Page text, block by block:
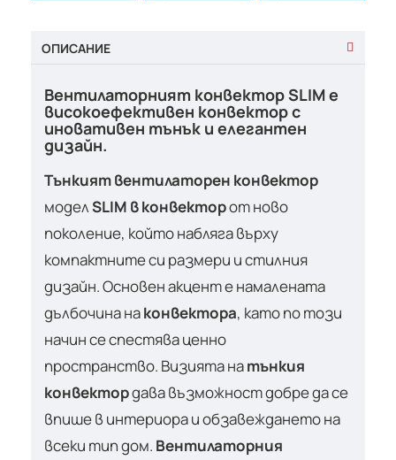
ОПИСАНИЕ
Вентилаторният конвектор SLIM е
високоефективен конвектор с
иновативен тънък и елегантен
дизайн.
Тънкият вентилаторен конвектор
моделSLIM в конвекторот ново
поколение, който набляга върху
компактните си размери и стилния
дизайн. Основен акцент е намалената
дълбочина наконвектора, като по този
начин се спестява ценно
пространство. Визията натънкия
конвектордава възможност добре да се
впише в интериора и обзавеждането на
всеки тип дом. Вентилаторния